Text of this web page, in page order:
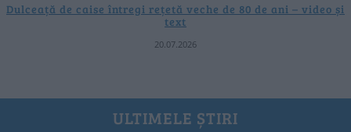
Dulceață de caise întregi rețetă veche de 80 de ani – video și
text
20.07.2026
ULTIMELE ȘTIRI